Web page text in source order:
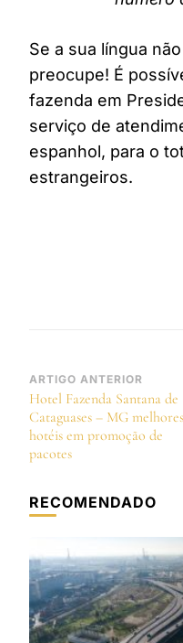
Se a sua língua
preocupe! É
fazenda em
serviço de
espanhol, para o
estrangeiros.
Navegação
de
post
ARTIGO ANTERIOR
Hotel Fazenda Santana de
Cataguases – MG melhores
hotéis em promoção de
pacotes
RECOMENDADO